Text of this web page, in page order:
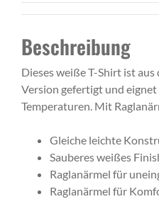
Beschreibung
Dieses weiße T-Shirt ist
Version gefertigt und
Temperaturen. Mit
Gleiche leichte
Sauberes weißes
Raglanärmel für
Raglanärmel für